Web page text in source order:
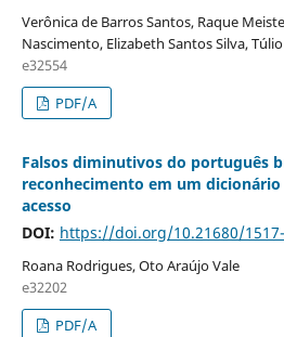
Verônica de Barros Santos, Raque
Nascimento, Elizabeth Santos Silva,
e32554
PDF/A
Falsos diminutivos do português
reconhecimento em um
acesso
DOI: https://doi.org/10.21680/
Roana Rodrigues, Oto Araújo Vale
e32202
PDF/A